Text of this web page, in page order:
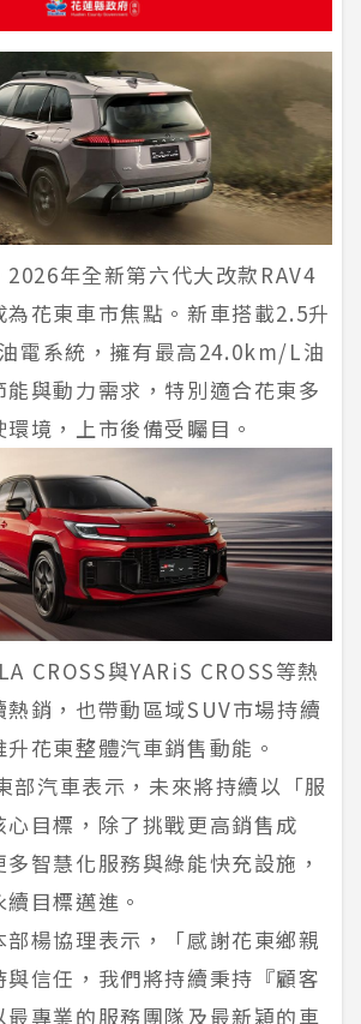
2026年全新第六代大改款RAV4
為花東車市焦點。新車搭載2.5升
電系統，擁有最高24.0km/L油
與動力需求，特別適合花東多
境，上市後備受矚目。
CROSS與YARiS CROSS等熱
銷，也帶動區域SUV市場持續
花東整體汽車銷售動能。
部汽車表示，未來將持續以「服
目標，除了挑戰更高銷售成
智慧化服務與綠能快充設施，
目標邁進。
楊協理表示，「感謝花東鄉親
信任，我們將持續秉持『顧客
最專業的服務團隊及最新穎的車